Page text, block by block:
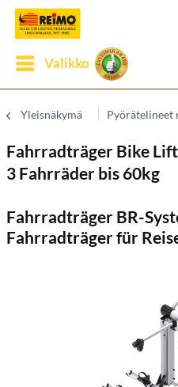
Valikko
Yleisnäkymä Pyörätelineet
Fahrradträger Bike
3 Fahrräder bis 60kg
Fahrradträger BR-
Fahrradträger für